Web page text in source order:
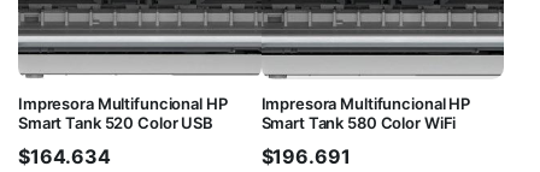
Impresora Multifuncional HP
Smart Tank 520 Color USB
$164.634
Impresora Multifuncional HP
Smart Tank 580 Color WiFi
$196.691